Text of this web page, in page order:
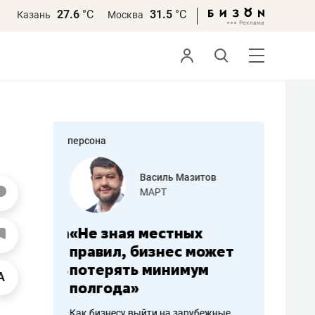
Казань 27.6 °С Москва 31.5 °С
персона
работа
Василь Мазитов
МАРТ
«Не зная местных
правил, бизнес может
потерять минимум
полгода»